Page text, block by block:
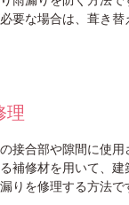
要な場合は、葺き
理
接合部や隙間に使
補修材を用いて、
りを修理する方法で